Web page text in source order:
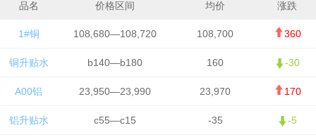
品名 价格区间 均价 涨跌
1#铜 108,680—108,720 108,700 360
铜升贴水 b140—b180 160 -30
A00铝 23,950—23,990 23,970 170
铝升贴水 c55—c15 -35 -5